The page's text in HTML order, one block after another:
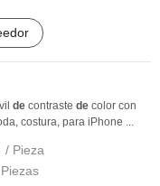
de contraste de color con
costura, para iPhone ...
/ Pieza